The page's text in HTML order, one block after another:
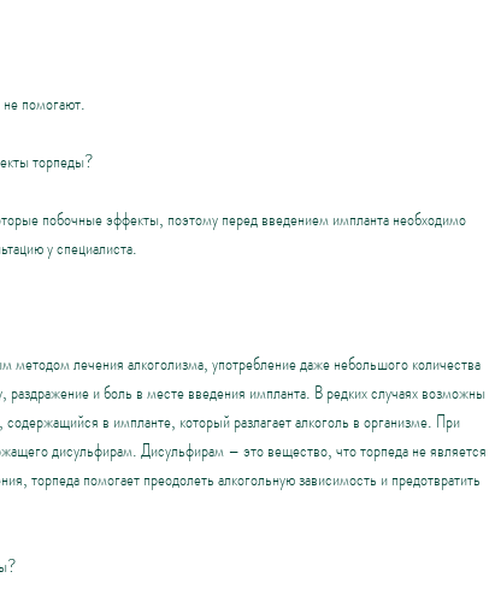
помогают.
торпеды?
побочные эффекты, поэтому перед введением импланта необходимо
у специалиста.
методом лечения алкоголизма, употребление даже небольшого количества
раздражение и боль в месте введения импланта. В редких случаях возможны
в импланте, который разлагает алкоголь в организме. При
дисульфирам. Дисульфирам – это вещество, что торпеда не является
торпеда помогает преодолеть алкогольную зависимость и предотвратить